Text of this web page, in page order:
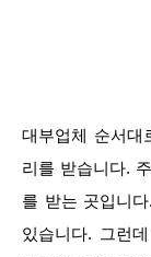
대부업체 순서대
리를 받습니다.
를 받는 곳입니
있습니다. 그런